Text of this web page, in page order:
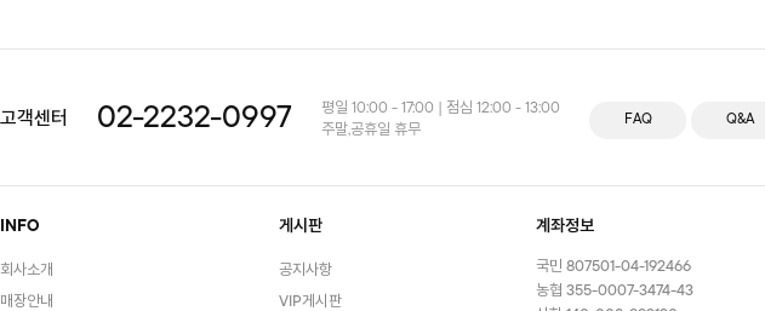
고객센터 02-2232-0997
평일 10:00 - 17:00 | 점심 12:00 - 13:00
주말,공휴일 휴무
FAQ Q&A
INFO
회사소개
매장안내
게시판
공지사항
VIP게시판
계좌정보
국민 807501-04-192466
농협 355-0007-3474-43